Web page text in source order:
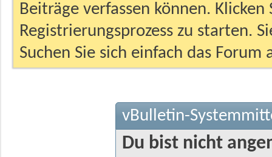
Beiträge verfassen können.
Registrierungsprozess zu starten.
Suchen Sie sich einfach das
vBulletin-
Du bist nicht